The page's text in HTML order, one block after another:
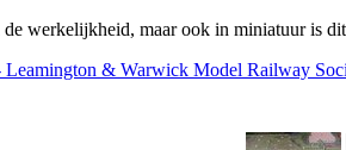
werkelijkheid, maar ook in miniatuur is
Leamington & Warwick Model Railway